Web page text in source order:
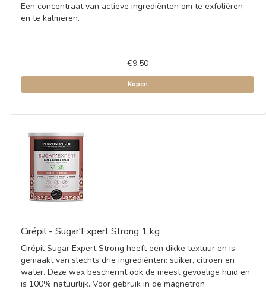
Een concentraat van actieve ingrediënten om te exfoliëren
en te kalmeren.
€9,50
Kopen
Cirépil - Sugar'Expert Strong 1 kg
Cirépil Sugar Expert Strong heeft een dikke textuur en is
gemaakt van slechts drie ingrediënten: suiker, citroen en
water. Deze wax beschermt ook de meest gevoelige huid en
is 100% natuurlijk. Voor gebruik in de magnetron